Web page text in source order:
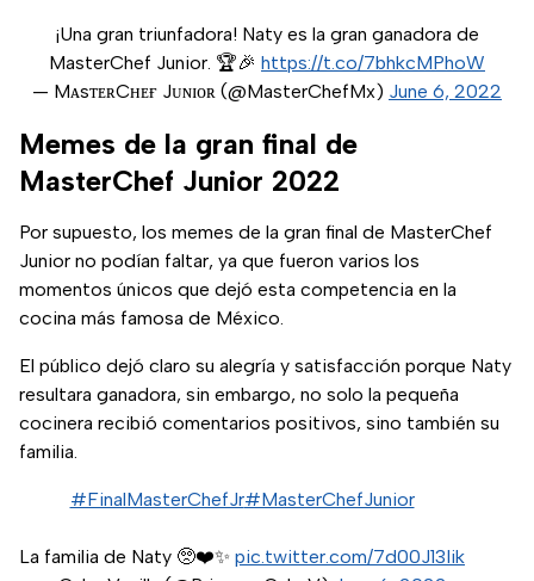
¡Una gran triunfadora! Naty es la gran ganadora de
MasterChef Junior. 🏆🎉 https://t.co/7bhkcMPhoW
— MᴀsᴛᴇʀCʜᴇғ Jᴜɴɪᴏʀ (@MasterChefMx) June 6, 2022
Memes de la gran final de
MasterChef Junior 2022
Por supuesto, los memes de la gran final de MasterChef
Junior no podían faltar, ya que fueron varios los
momentos únicos que dejó esta competencia en la
cocina más famosa de México.
El público dejó claro su alegría y satisfacción porque Naty
resultara ganadora, sin embargo, no solo la pequeña
cocinera recibió comentarios positivos, sino también su
familia.
#FinalMasterChefJr#MasterChefJunior
La familia de Naty 🥺❤️✨ pic.twitter.com/7d00J13Iik